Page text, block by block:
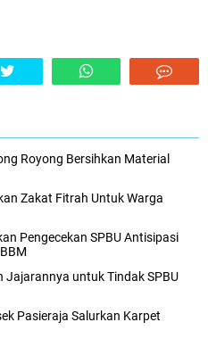
Royong Bersihkan Material
Zakat Fitrah Untuk Warga
Pengecekan SPBU Antisipasi
Jajarannya untuk Tindak SPBU
Pasieraja Salurkan Karpet